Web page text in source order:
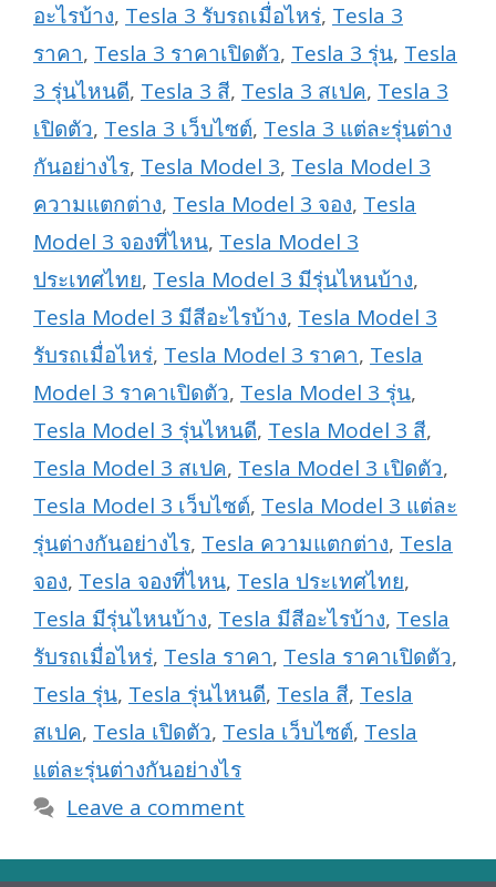
อะไรบ้าง, Tesla 3 รับรถเมื่อไหร่, Tesla 3
ราคา, Tesla 3 ราคาเปิดตัว, Tesla 3 รุ่น, Tesla
3 รุ่นไหนดี, Tesla 3 สี, Tesla 3 สเปค, Tesla 3
เปิดตัว, Tesla 3 เว็บไซต์, Tesla 3 แต่ละรุ่นต่าง
กันอย่างไร, Tesla Model 3, Tesla Model 3
ความแตกต่าง, Tesla Model 3 จอง, Tesla
Model 3 จองที่ไหน, Tesla Model 3
ประเทศไทย, Tesla Model 3 มีรุ่นไหนบ้าง,
Tesla Model 3 มีสีอะไรบ้าง, Tesla Model 3
รับรถเมื่อไหร่, Tesla Model 3 ราคา, Tesla
Model 3 ราคาเปิดตัว, Tesla Model 3 รุ่น,
Tesla Model 3 รุ่นไหนดี, Tesla Model 3 สี,
Tesla Model 3 สเปค, Tesla Model 3 เปิดตัว,
Tesla Model 3 เว็บไซต์, Tesla Model 3 แต่ละ
รุ่นต่างกันอย่างไร, Tesla ความแตกต่าง, Tesla
จอง, Tesla จองที่ไหน, Tesla ประเทศไทย,
Tesla มีรุ่นไหนบ้าง, Tesla มีสีอะไรบ้าง, Tesla
รับรถเมื่อไหร่, Tesla ราคา, Tesla ราคาเปิดตัว,
Tesla รุ่น, Tesla รุ่นไหนดี, Tesla สี, Tesla
สเปค, Tesla เปิดตัว, Tesla เว็บไซต์, Tesla
แต่ละรุ่นต่างกันอย่างไร
Leave a comment